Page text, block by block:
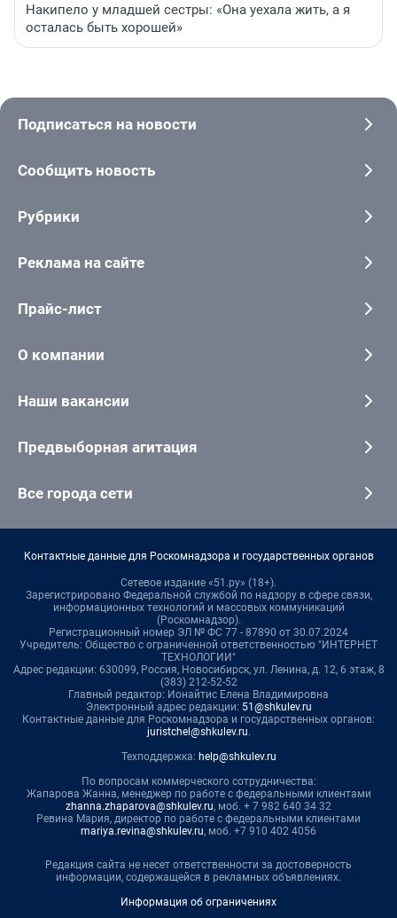
Накипело у младшей сестры: «Она уехала жить, а я
осталась быть хорошей»
Подписаться на новости
Сообщить новость
Рубрики
Реклама на сайте
Прайс-лист
О компании
Наши вакансии
Предвыборная агитация
Все города сети
Контактные данные для Роскомнадзора и государственных органов
Сетевое издание «51.ру» (18+).
Зарегистрировано Федеральной службой по надзору в сфере связи,
информационных технологий и массовых коммуникаций
(Роскомнадзор).
Регистрационный номер ЭЛ № ФС 77 - 87890 от 30.07.2024
Учредитель: Общество с ограниченной ответственностью "ИНТЕРНЕТ
ТЕХНОЛОГИИ"
Адрес редакции: 630099, Россия, Новосибирск, ул. Ленина, д. 12, 6 этаж, 8
(383) 212-52-52
Главный редактор: Ионайтис Елена Владимировна
Электронный адрес редакции: 51@shkulev.ru
Контактные данные для Роскомнадзора и государственных органов:
juristchel@shkulev.ru.
Техподдержка: help@shkulev.ru
По вопросам коммерческого сотрудничества:
Жапарова Жанна, менеджер по работе с федеральными клиентами
zhanna.zhaparova@shkulev.ru, моб. + 7 982 640 34 32
Ревина Мария, директор по работе с федеральными клиентами
mariya.revina@shkulev.ru, моб. +7 910 402 4056
Редакция сайта не несет ответственности за достоверность
информации, содержащейся в рекламных объявлениях.
Информация об ограничениях